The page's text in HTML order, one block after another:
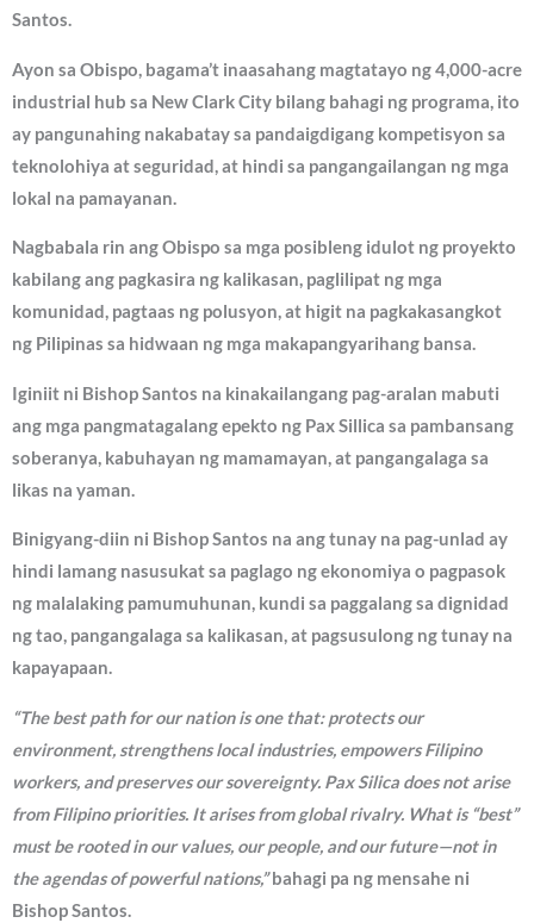
Santos.
Ayon sa Obispo, bagama’t inaasahang magtatayo ng 4,000-acre
industrial hub sa New Clark City bilang bahagi ng programa, ito
ay pangunahing nakabatay sa pandaigdigang kompetisyon sa
teknolohiya at seguridad, at hindi sa pangangailangan ng mga
lokal na pamayanan.
Nagbabala rin ang Obispo sa mga posibleng idulot ng proyekto
kabilang ang pagkasira ng kalikasan, paglilipat ng mga
komunidad, pagtaas ng polusyon, at higit na pagkakasangkot
ng Pilipinas sa hidwaan ng mga makapangyarihang bansa.
Iginiit ni Bishop Santos na kinakailangang pag-aralan mabuti
ang mga pangmatagalang epekto ng Pax Sillica sa pambansang
soberanya, kabuhayan ng mamamayan, at pangangalaga sa
likas na yaman.
Binigyang-diin ni Bishop Santos na ang tunay na pag-unlad ay
hindi lamang nasusukat sa paglago ng ekonomiya o pagpasok
ng malalaking pamumuhunan, kundi sa paggalang sa dignidad
ng tao, pangangalaga sa kalikasan, at pagsusulong ng tunay na
kapayapaan.
“The best path for our nation is one that: protects our
environment, strengthens local industries, empowers Filipino
workers, and preserves our sovereignty. Pax Silica does not arise
from Filipino priorities. It arises from global rivalry. What is “best”
must be rooted in our values, our people, and our future—not in
the agendas of powerful nations,”bahagi pa ng mensahe ni
Bishop Santos.